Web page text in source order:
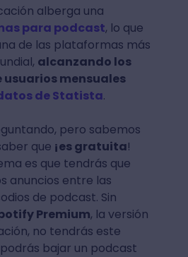
alberga una
para podcast, lo que
de las plataformas más
alcanzando los
usuarios mensuales
de Statista.
pero sabemos
que ¡es gratuita!
es que tendrás que
anuncios entre las
de podcast. Sin
Premium, la versión
no tendrás este
bajar un podcast